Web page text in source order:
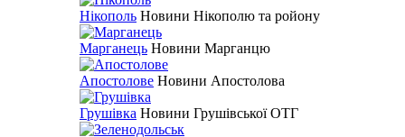
Нікополь Новини Нікополю та ройону
Марганець Новини Марганцю
Апостолове Новини Апостолова
Грушівка Новини Грушівської ОТГ